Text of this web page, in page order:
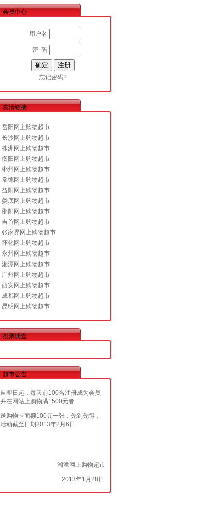
会员中心
用户名
密 码
忘记密码?
友情链接
岳阳网上购物超市
长沙网上购物超市
株洲网上购物超市
衡阳网上购物超市
郴州网上购物超市
常德网上购物超市
益阳网上购物超市
娄底网上购物超市
邵阳网上购物超市
吉首网上购物超市
张家界网上购物超市
怀化网上购物超市
永州网上购物超市
湘潭网上购物超市
广州网上购物超市
西安网上购物超市
成都网上购物超市
昆明网上购物超市
投票调查
超市公告
自即日起，每天前100名注册成为会员
并在网站上购物满1500元者
送购物卡面额100元一张，先到先得，
活动截至日期2013年2月6日
湘潭网上购物超市
2013年1月28日